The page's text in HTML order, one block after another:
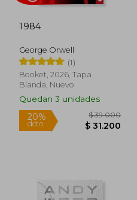
1984
George Orwell
(1)
Booket, 2026, Tapa
Blanda, Nuevo
Quedan 3 unidades